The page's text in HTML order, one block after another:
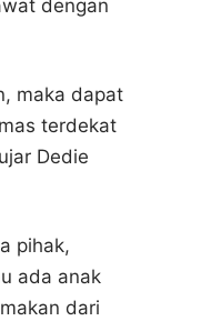
dengan
maka dapat
terdekat
Dedie
pihak,
ada anak
dari